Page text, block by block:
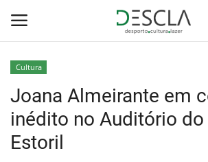
Home
Cultura
Joana Almeirante em
inédito no Auditório do
Estoril